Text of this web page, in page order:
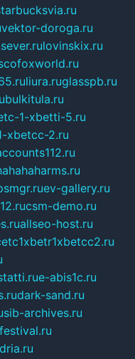
vektor-doroga.ru
lovinskix.ru
liura.ruglasspb.ru
bulkitula.ru
1-xbetti-5.ru
xbetcc-2.ru
ev-gallery.ru
csm-demo.ru
allseo-host.ru
e-abis1c.ru
dark-sand.ru
sib-archives.ru